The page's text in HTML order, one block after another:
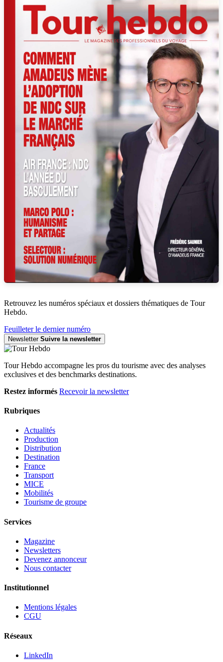
Retrouvez les numéros spéciaux et dossiers thématiques de Tour
Hebdo.
Feuilleter le dernier numéro
Newsletter Suivre la newsletter
Tour Hebdo accompagne les pros du tourisme avec des analyses
exclusives et des benchmarks destinations.
Restez informés Recevoir la newsletter
Rubriques
Actualités
Production
Distribution
Destination
France
Transport
MICE
Mobilités
Tourisme de groupe
Services
Magazine
Newsletters
Devenez annonceur
Nous contacter
Institutionnel
Mentions légales
CGU
Réseaux
LinkedIn